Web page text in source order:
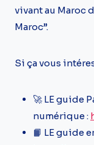
vivant au Maroc
Maroc”.
Si ça vous
🚀 LE guide
numérique :
📙 LE guide